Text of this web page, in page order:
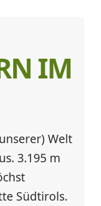
IM
Welt
3.195 m
Südtirols.